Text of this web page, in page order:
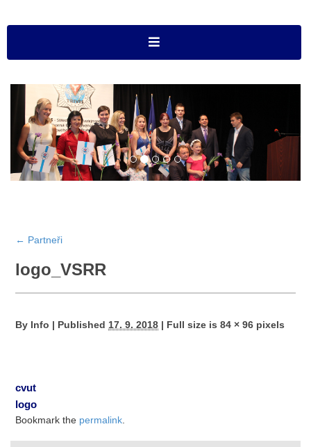
← Partneři
logo_VSRR
By Info | Published 17. 9. 2018 | Full size is84 × 96 pixels
cvut
logo
Bookmark the permalink